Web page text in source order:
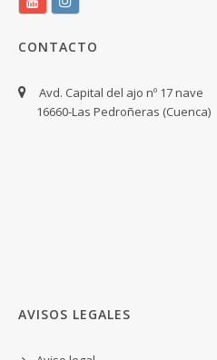
CONTACTO
Avd. Capital del ajo nº 17 nave
16660-Las Pedroñeras (Cuenca)
AVISOS LEGALES